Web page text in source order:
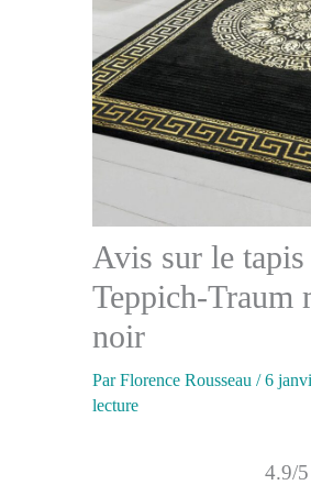
Avis sur le
Teppich-Traum
noir
ParFlorence Rousseau /6
lecture
4.9/